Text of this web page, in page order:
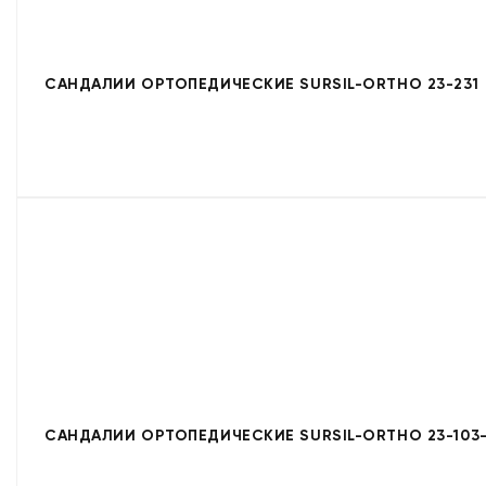
САНДАЛИИ ОРТОПЕДИЧЕСКИЕ SURSIL-ORTHO 23-231
САНДАЛИИ ОРТОПЕДИЧЕСКИЕ SURSIL-ORTHO 23-